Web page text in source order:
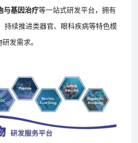
与基因治疗等一站式研发平台，拥有
持续推进类器官、眼科疾病等特色模
发需求。